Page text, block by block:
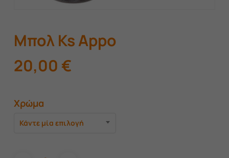
Μπολ Ks Appo
20,00 €
Χρώμα
Κάντε μία επιλογή